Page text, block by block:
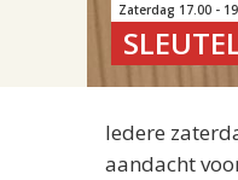
Zaterdag 17.00 -
Iedere
aandacht